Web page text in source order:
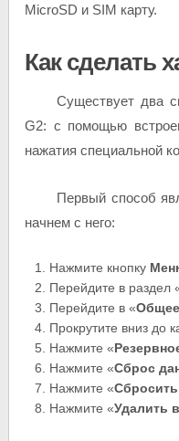
MicroSD и SIM карту.
Как сделать
Существует два
G2: с помощью
нажатия специальной
Первый способ
начнем с него:
Нажмите кнопку
Перейдите в раздел
Перейдите в «Общее
Прокрутите вниз до
Нажмите «
Нажмите «Сброс
Нажмите «
Нажмите «Удалить